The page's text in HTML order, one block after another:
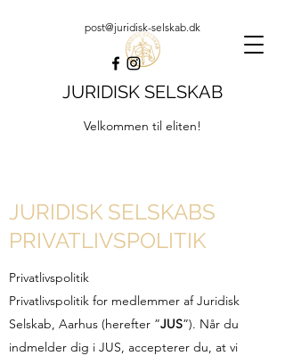
JURIDISK SELSKAB
Velkommen til eliten!
post@juridisk-selskab.dk
JURIDISK SELSKABS
PRIVATLIVSPOLITIK
Privatlivspolitik
Privatlivspolitik for medlemmer af Juridisk
Selskab, Aarhus (herefter ”JUS”). Når du
indmelder dig i JUS, accepterer du, at vi